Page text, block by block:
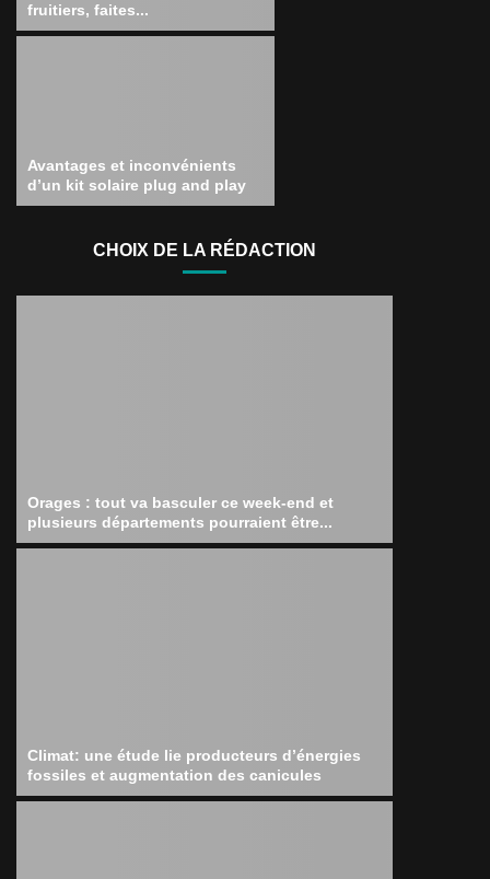
fruitiers, faites...
Avantages et inconvénients
d’un kit solaire plug and play
CHOIX DE LA RÉDACTION
Orages : tout va basculer ce week-end et
plusieurs départements pourraient être...
Climat: une étude lie producteurs d’énergies
fossiles et augmentation des canicules